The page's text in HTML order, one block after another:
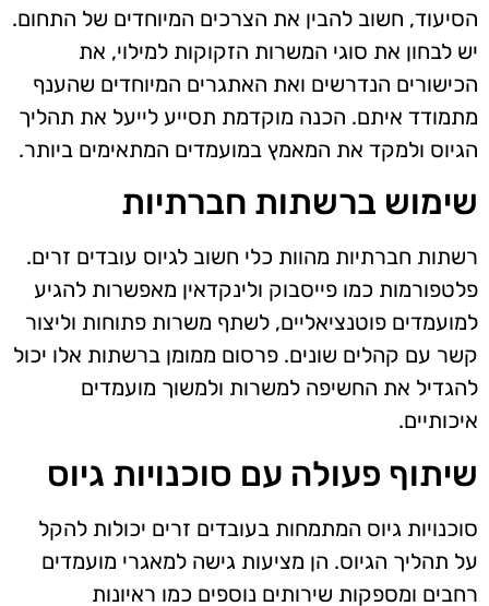
הסיעוד, חשוב להבין את הצרכים המיוחדים של התחום.
יש לבחון את סוגי המשרות הזקוקות למילוי, את
הכישורים הנדרשים ואת האתגרים המיוחדים שהענף
מתמודד איתם. הכנה מוקדמת תסייע לייעל את תהליך
הגיוס ולמקד את המאמץ במועמדים המתאימים ביותר.
שימוש ברשתות חברתיות
רשתות חברתיות מהוות כלי חשוב לגיוס עובדים זרים.
פלטפורמות כמו פייסבוק ולינקדאין מאפשרות להגיע
למועמדים פוטנציאליים, לשתף משרות פתוחות וליצור
קשר עם קהלים שונים. פרסום ממומן ברשתות אלו יכול
להגדיל את החשיפה למשרות ולמשוך מועמדים
איכותיים.
שיתוף פעולה עם סוכנויות גיוס
סוכנויות גיוס המתמחות בעובדים זרים יכולות להקל
על תהליך הגיוס. הן מציעות גישה למאגרי מועמדים
רחבים ומספקות שירותים נוספים כמו ראיונות